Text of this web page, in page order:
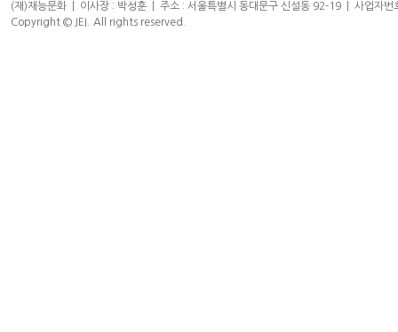
(재)재능문화 | 이사장 : 박성훈 | 주소 : 서울특별시 동대문구 신설동 92-19 | 사
Copyright © JEI. All rights reserved.